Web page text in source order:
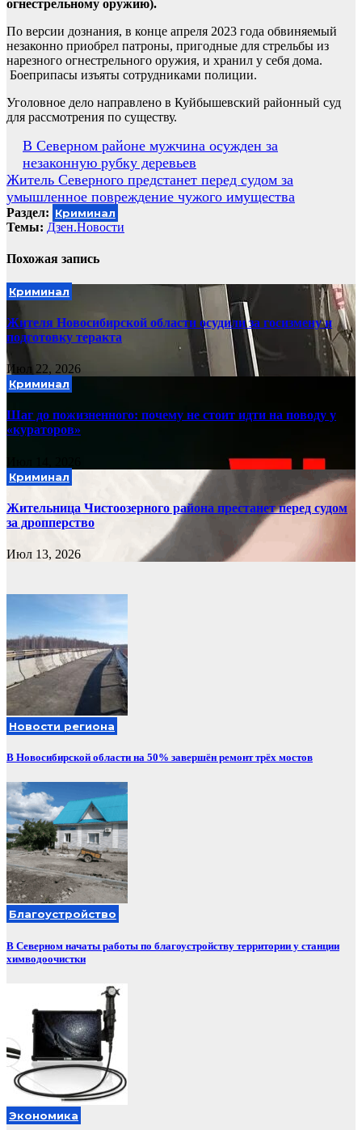
огнестрельному оружию).
По версии дознания, в конце апреля 2023 года обвиняемый
незаконно приобрел патроны, пригодные для стрельбы из
нарезного огнестрельного оружия, и хранил у себя дома.
Боеприпасы изъяты сотрудниками полиции.
Уголовное дело направлено в Куйбышевский районный суд
для рассмотрения по существу.
Навигация
по
записям
В Северном районе мужчина осужден за
незаконную рубку деревьев
Житель Северного предстанет перед судом за
умышленное повреждение чужого имущества
Раздел: Криминал
Темы: Дзен.Новости
Похожая запись
Криминал
Жителя Новосибирской области осудили за госизмену и
подготовку теракта
Июл 22, 2026
Криминал
Шаг до пожизненного: почему не стоит идти на поводу у
«кураторов»
Криминал
Жительница Чистоозерного района престанет перед судом
за дропперство
Июл 13, 2026
Новости региона
В Новосибирской области на 50% завершён ремонт трёх мостов
Благоустройство
В Северном начаты работы по благоустройству территории у станции
химводоочистки
Экономика